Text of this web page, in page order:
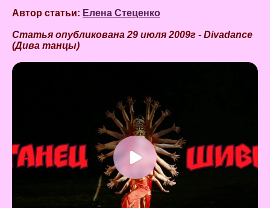
Автор статьи: Елена Стеценко
Статья опубликована 29 июля 2009г - Divadance
(Дива танцы)